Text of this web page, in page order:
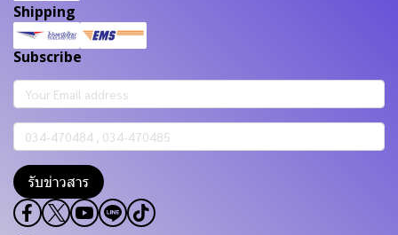
Shipping
Subscribe
รับข่าวสาร